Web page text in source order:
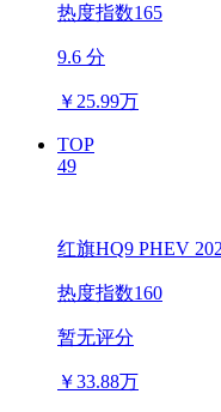
热度指数165
9.6 分
￥ 25.99万
TOP
49
红旗HQ9 PHEV
热度指数160
暂无评分
￥33.88万